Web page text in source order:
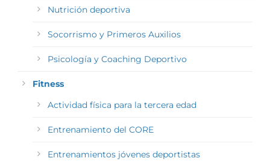
Nutrición deportiva
Socorrismo y Primeros Auxilios
Psicología y Coaching Deportivo
Fitness
Actividad física para la tercera edad
Entrenamiento del CORE
Entrenamientos jóvenes deportistas